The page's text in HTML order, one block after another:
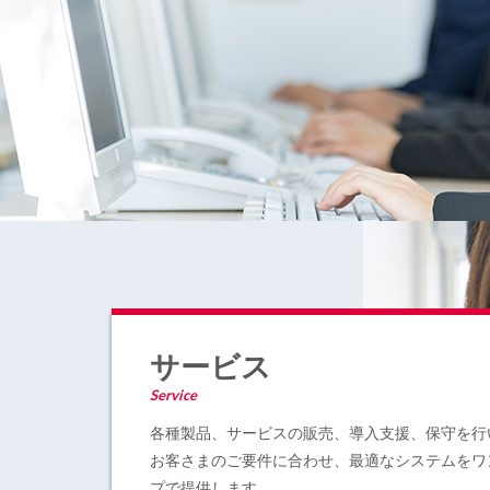
サービス
Service
各種製品、サービスの販売、導入支援、保守を
お客さまのご要件に合わせ、最適なシステムを